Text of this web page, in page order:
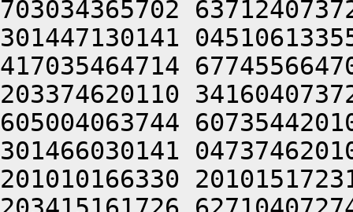
703034365702
301447130141
417035464714
203374620110
605004063744
301466030141
201010166330